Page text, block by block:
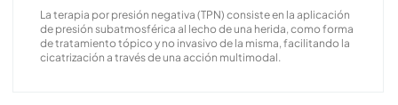
La terapia por presión negativa (TPN) consiste en la aplicación
de presión subatmosférica al lecho de una herida, como forma
de tratamiento tópico y no invasivo de la misma, facilitando la
cicatrización a través de una acción multimodal.